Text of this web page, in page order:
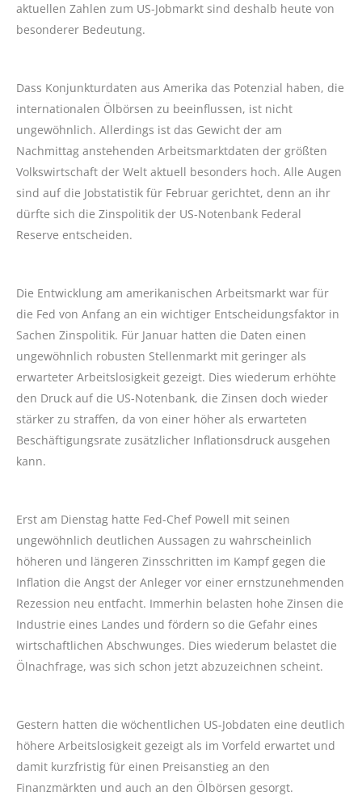
aktuellen Zahlen zum US-Jobmarkt sind deshalb heute von
besonderer Bedeutung.
Dass Konjunkturdaten aus Amerika das Potenzial haben, die
internationalen Ölbörsen zu beeinflussen, ist nicht
ungewöhnlich. Allerdings ist das Gewicht der am
Nachmittag anstehenden Arbeitsmarktdaten der größten
Volkswirtschaft der Welt aktuell besonders hoch. Alle Augen
sind auf die Jobstatistik für Februar gerichtet, denn an ihr
dürfte sich die Zinspolitik der US-Notenbank Federal
Reserve entscheiden.
Die Entwicklung am amerikanischen Arbeitsmarkt war für
die Fed von Anfang an ein wichtiger Entscheidungsfaktor in
Sachen Zinspolitik. Für Januar hatten die Daten einen
ungewöhnlich robusten Stellenmarkt mit geringer als
erwarteter Arbeitslosigkeit gezeigt. Dies wiederum erhöhte
den Druck auf die US-Notenbank, die Zinsen doch wieder
stärker zu straffen, da von einer höher als erwarteten
Beschäftigungsrate zusätzlicher Inflationsdruck ausgehen
kann.
Erst am Dienstag hatte Fed-Chef Powell mit seinen
ungewöhnlich deutlichen Aussagen zu wahrscheinlich
höheren und längeren Zinsschritten im Kampf gegen die
Inflation die Angst der Anleger vor einer ernstzunehmenden
Rezession neu entfacht. Immerhin belasten hohe Zinsen die
Industrie eines Landes und fördern so die Gefahr eines
wirtschaftlichen Abschwunges. Dies wiederum belastet die
Ölnachfrage, was sich schon jetzt abzuzeichnen scheint.
Gestern hatten die wöchentlichen US-Jobdaten eine deutlich
höhere Arbeitslosigkeit gezeigt als im Vorfeld erwartet und
damit kurzfristig für einen Preisanstieg an den
Finanzmärkten und auch an den Ölbörsen gesorgt.